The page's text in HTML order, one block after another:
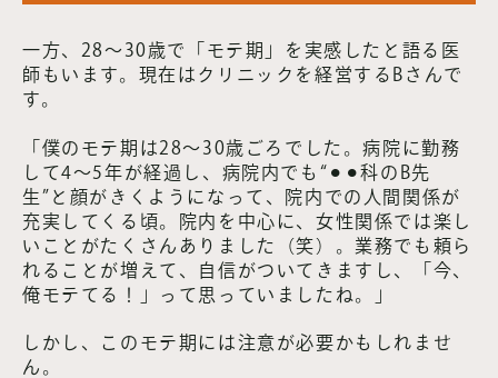
一方、28〜30歳で「モテ期」を実感したと語る医
師もいます。現在はクリニックを経営するBさんで
す。
「僕のモテ期は28〜30歳ごろでした。病院に勤務
して4〜5年が経過し、病院内でも“⚫︎⚫︎科のB先
生”と顔がきくようになって、院内での人間関係が
充実してくる頃。院内を中心に、女性関係では楽し
いことがたくさんありました（笑）。業務でも頼ら
れることが増えて、自信がついてきますし、「今、
俺モテてる！」って思っていましたね。」
しかし、このモテ期には注意が必要かもしれませ
ん。